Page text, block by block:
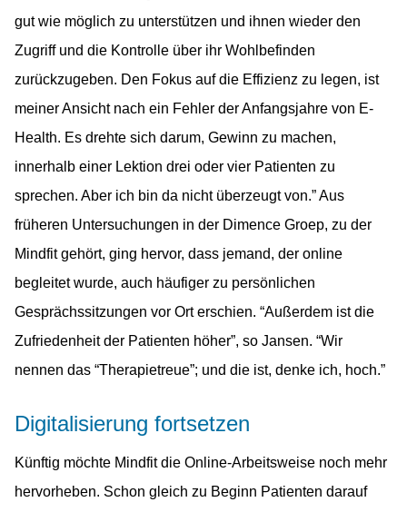
gut wie möglich zu unterstützen und ihnen wieder den
Zugriff und die Kontrolle über ihr Wohlbefinden
zurückzugeben. Den Fokus auf die Effizienz zu legen, ist
meiner Ansicht nach ein Fehler der Anfangsjahre von E-
Health. Es drehte sich darum, Gewinn zu machen,
innerhalb einer Lektion drei oder vier Patienten zu
sprechen. Aber ich bin da nicht überzeugt von.” Aus
früheren Untersuchungen in der Dimence Groep, zu der
Mindfit gehört, ging hervor, dass jemand, der online
begleitet wurde, auch häufiger zu persönlichen
Gesprächssitzungen vor Ort erschien. “Außerdem ist die
Zufriedenheit der Patienten höher”, so Jansen. “Wir
nennen das “Therapietreue”; und die ist, denke ich, hoch.”
Digitalisierung fortsetzen
Künftig möchte Mindfit die Online-Arbeitsweise noch mehr
hervorheben. Schon gleich zu Beginn Patienten darauf